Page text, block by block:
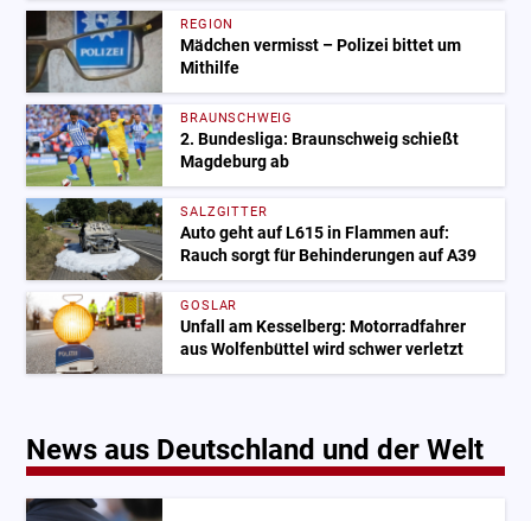
REGION
Mädchen vermisst – Polizei bittet um
Mithilfe
BRAUNSCHWEIG
2. Bundesliga: Braunschweig schießt
Magdeburg ab
SALZGITTER
Auto geht auf L615 in Flammen auf:
Rauch sorgt für Behinderungen auf A39
GOSLAR
Unfall am Kesselberg: Motorradfahrer
aus Wolfenbüttel wird schwer verletzt
News aus Deutschland und der Welt